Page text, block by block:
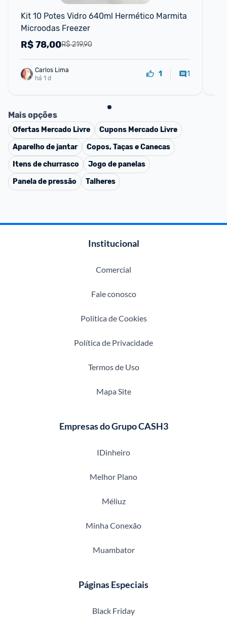
Kit 10 Potes Vidro 640ml Hermético Marmita
Microodas Freezer
R$ 219,90
R$78,00
Carlos Lima
há 1 d
1 1
Mais opções
Ofertas Mercado Livre Cupons Mercado Livre
Aparelho de jantar
Copos, Taças e Canecas
Itens de churrasco
Jogo de panelas
Panela de pressão
Talheres
Institucional
Comercial
Fale conosco
Política de Cookies
Política de Privacidade
Termos de Uso
Mapa Site
Empresas do Grupo CASH3
IDinheiro
Melhor Plano
Méliuz
Minha Conexão
Muambator
Páginas Especiais
Black Friday